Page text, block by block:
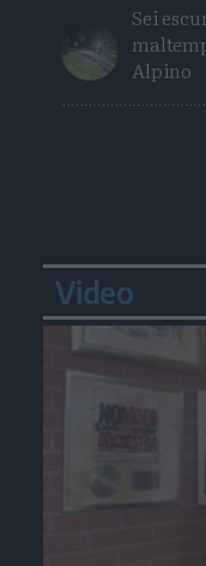
Sei
Alpino
Video